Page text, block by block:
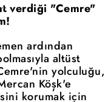
verdiği "Cemre"
ardından
altüst
yolculuğu,
Köşk'e
korumak için